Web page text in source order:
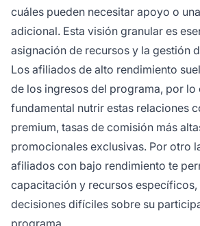
cuáles pueden necesitar apoyo o
adicional. Esta visión granular es
asignación de recursos y la gestión
Los afiliados de alto rendimiento
de los ingresos del programa, por lo
fundamental nutrir estas relaciones
premium, tasas de comisión más
promocionales exclusivas. Por otro
afiliados con bajo rendimiento te
capacitación y recursos
decisiones difíciles sobre su
programa.